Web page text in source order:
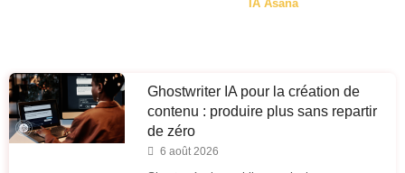
IA Asana
Ghostwriter IA pour la création de
contenu : produire plus sans repartir
de zéro
6 août 2026